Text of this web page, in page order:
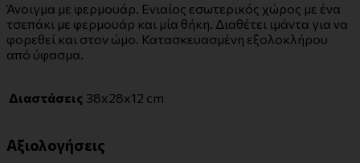
Άνοιγμα με φερμουάρ. Ενιαίος εσωτερικός χώρος με ένα
τσεπάκι με φερμουάρ και μία θήκη. Διαθέτει ιμάντα για να
φορεθεί και στον ώμο. Κατασκευασμένη εξολοκλήρου
από ύφασμα.
Διαστάσεις 38x28x12 cm
Αξιολογήσεις